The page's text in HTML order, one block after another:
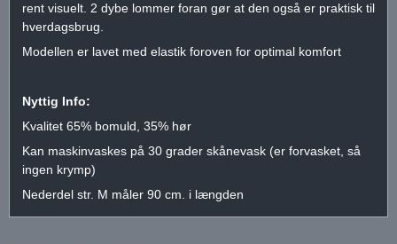
rent visuelt. 2 dybe lommer foran gør at den også er praktisk til
hverdagsbrug.
Modellen er lavet med elastik foroven for optimal komfort
Nyttig Info:
Kvalitet 65% bomuld, 35% hør
Kan maskinvaskes på 30 grader skånevask (er forvasket, så
ingen krymp)
Nederdel str. M måler 90 cm. i længden